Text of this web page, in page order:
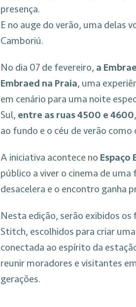
presença.
E no auge do verão, uma delas
Camboriú.
No dia 07 de fevereiro, a
Embraed na Praia, uma
em cenário para uma noite
Sul, entre as ruas 4500 e 4600
ao fundo e o céu de verão como
A iniciativa acontece no Espaço
público a viver o cinema de
desacelera e o encontro ganha
Nesta edição, serão exibidos
Stitch, escolhidos para criar
conectada ao espírito da
reunir moradores e visitantes
gerações.